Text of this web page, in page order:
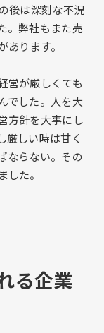
後は深刻な不況
。弊社もまた売
ります。
営が厳しくても
でした。人を大
方針を大事にし
厳しい時は甘く
ならない。その
た。
る企業